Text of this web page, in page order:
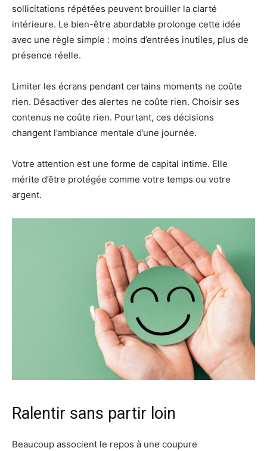
sollicitations répétées peuvent brouiller la clarté
intérieure. Le bien-être abordable prolonge cette idée
avec une règle simple : moins d’entrées inutiles, plus de
présence réelle.
Limiter les écrans pendant certains moments ne coûte
rien. Désactiver des alertes ne coûte rien. Choisir ses
contenus ne coûte rien. Pourtant, ces décisions
changent l’ambiance mentale d’une journée.
Votre attention est une forme de capital intime. Elle
mérite d’être protégée comme votre temps ou votre
argent.
Ralentir sans partir loin
Beaucoup associent le repos à une coupure